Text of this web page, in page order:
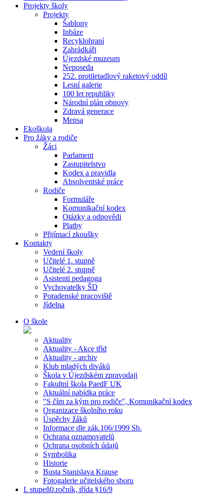
Projekty školy
Projekty
Šablony
Inbáze
Recyklohraní
Zahrádkáři
Újezdské muzeum
Neposeda
252. protiletadlový raketový oddíl
Lesní galerie
100 let republiky
Národní plán obnovy
Zdravá generace
Mensa
Ekoškola
Pro žáky a rodiče
Žáci
Parlament
Zastupitelstvo
Kodex a pravidla
Absolventské práce
Rodiče
Formuláře
Komunikační kodex
Otázky a odpovědi
Platby
Přijímací zkoušky
Kontakty
Vedení školy
Učitelé 1. stupně
Učitelé 2. stupně
Asistenti pedagoga
Vychovatelky ŠD
Poradenské pracoviště
Jídelna
O škole
Aktuality
Aktuality - Akce tříd
Aktuality - archiv
Klub mladých diváků
Škola v Újezdském zpravodaji
Fakultní škola PaedF UK
Aktuální nabídka práce
"S čím za kým pro rodiče", Komunikační kodex
Organizace školního roku
Úspěchy žáků
Informace dle zák.106/1999 Sb.
Ochrana oznamovatelů
Ochrana osobních údajů
Symbolika
Historie
Busta Stanislava Krause
Fotogalerie učitelského sboru
I. stupeň0.ročník, třída §16/9